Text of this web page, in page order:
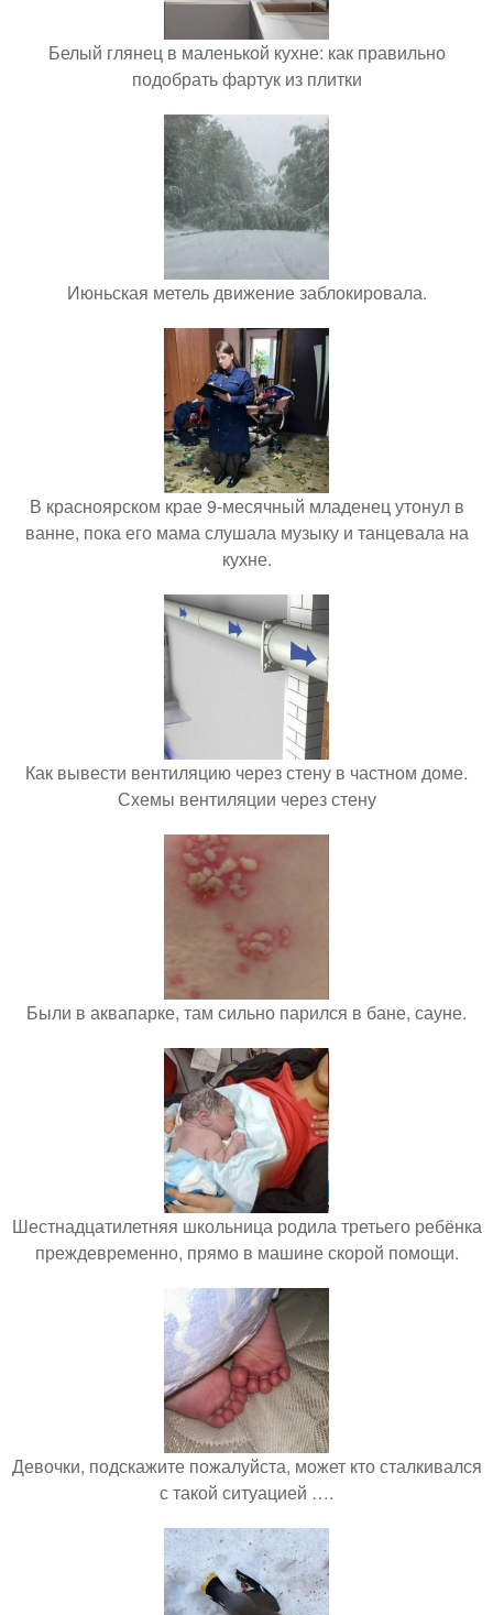
Белый глянец в маленькой кухне: как правильно
подобрать фартук из плитки
Июньская метель движение заблокировала.
В красноярском крае 9-месячный младенец утонул в
ванне, пока его мама слушала музыку и танцевала на
кухне.
Как вывести вентиляцию через стену в частном доме.
Схемы вентиляции через стену
Были в аквапарке, там сильно парился в бане, сауне.
Шестнадцатилетняя школьница родила третьего ребёнка
преждевременно, прямо в машине скорой помощи.
Девочки, подскажите пожалуйста, может кто сталкивался
с такой ситуацией ….